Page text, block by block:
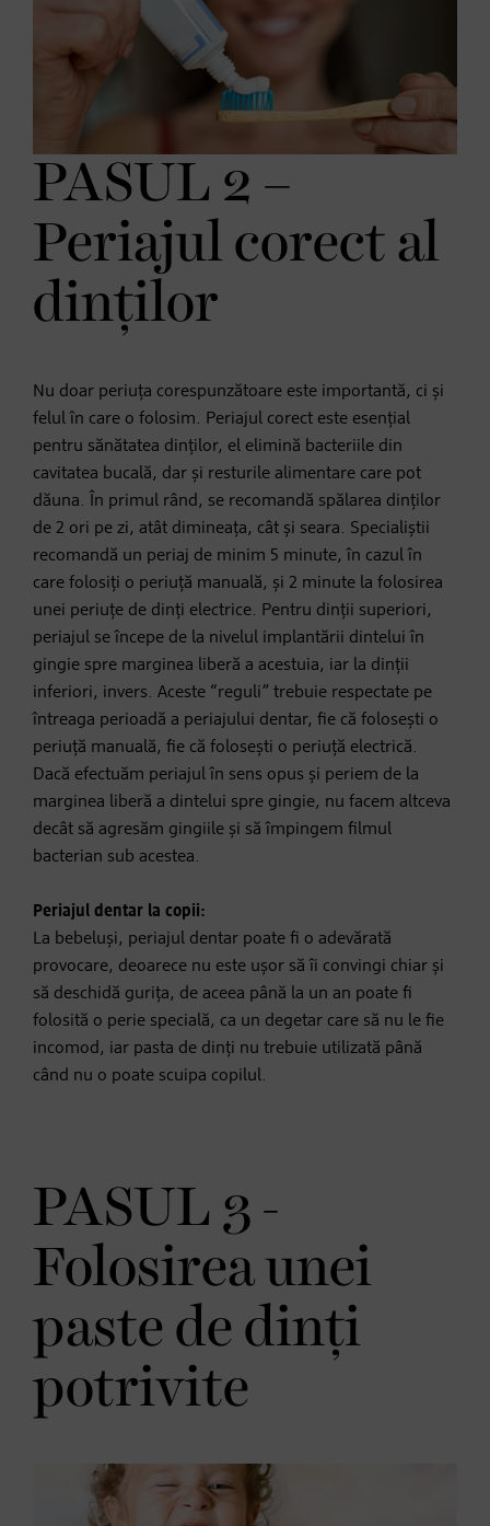
PASUL 2 –
Periajul corect al
dinților
Nu doar periuța corespunzătoare este importantă, ci și
felul în care o folosim. Periajul corect este esențial
pentru sănătatea dinților, el elimină bacteriile din
cavitatea bucală, dar și resturile alimentare care pot
dăuna. În primul rând, se recomandă spălarea dinților
de 2 ori pe zi, atât dimineața, cât și seara. Specialiștii
recomandă un periaj de minim 5 minute, în cazul în
care folosiți o periuță manuală, și 2 minute la folosirea
unei periuțe de dinți electrice. Pentru dinții superiori,
periajul se începe de la nivelul implantării dintelui în
gingie spre marginea liberă a acestuia, iar la dinții
inferiori, invers. Aceste “reguli” trebuie respectate pe
întreaga perioadă a periajului dentar, fie că folosești o
periuță manuală, fie că folosești o periuță electrică.
Dacă efectuăm periajul în sens opus și periem de la
marginea liberă a dintelui spre gingie, nu facem altceva
decât să agresăm gingiile și să împingem filmul
bacterian sub acestea.
Periajul dentar la copii:
La bebeluși, periajul dentar poate fi o adevărată
provocare, deoarece nu este ușor să îi convingi chiar și
să deschidă gurița, de aceea până la un an poate fi
folosită o perie specială, ca un degetar care să nu le fie
incomod, iar pasta de dinți nu trebuie utilizată până
când nu o poate scuipa copilul.
PASUL 3 -
Folosirea unei
paste de dinți
potrivite